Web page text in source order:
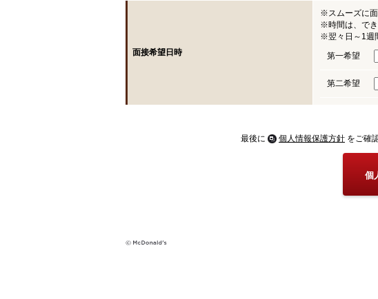
面接希望日時
※スムーズに面
※時間は、でき
※翌々日～1週
第一希望
第二希望
最後に 個人情報保護方針 をご確
個